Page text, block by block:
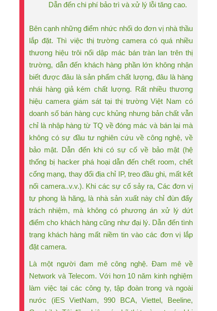
Dẫn đến chi phí bảo trì và xử lý lỗi tăng cao.
Bên cạnh những điểm nhức nhối do đơn vị nhà thầu
lắp đặt. Thì việc thị trường camera có quá nhiều
thương hiệu trôi nổi dập mác bán tràn lan trên thị
trường, dẫn đến khách hàng phần lớn không nhận
biết được đâu là sản phẩm chất lượng, đâu là hàng
nhái hàng giả kém chất lượng. Rất nhiều thương
hiệu camera giám sát tại thị trường Việt Nam có
doanh số bán hàng cực khủng nhưng bản chất vẫn
chỉ là nhập hàng từ TQ về đóng mác và bán lại mà
không có sự đầu tư nghiên cứu về công nghệ, về
bảo mật. Dẫn đến khi có sự cố về bảo mật (hệ
thống bị hacker phá hoại dẫn đến chết room, chết
cổng mạng, thay đổi địa chỉ IP, treo đầu ghi, mất kết
nối camera..v.v.). Khi các sự cố sảy ra, Các đơn vị
tự phong là hãng, là nhà sản xuất này chỉ đùn đẩy
trách nhiệm, mà không có phương án xử lý dứt
điểm cho khách hàng cũng như đại lý. Dẫn đến tình
trạng khách hàng mất niềm tin vào các đơn vị lắp
đặt camera.
Là một người đam mê công nghệ. Đam mê về
Network và Telecom. Với hơn 10 năm kinh nghiệm
làm việc tại các công ty, tập đoàn trong và ngoài
nước (iES VietNam, 990 BCA, Viettel, Beeline,